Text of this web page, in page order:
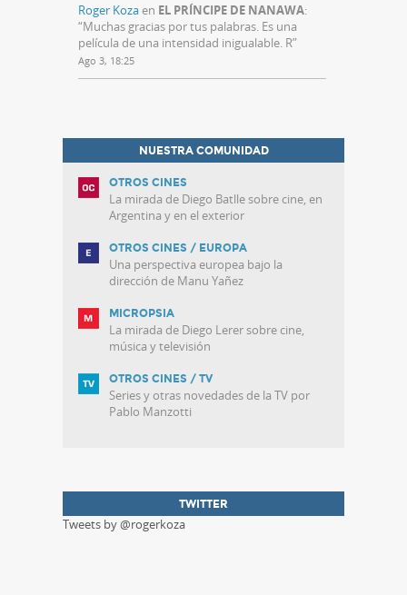
Roger Kozaen EL PRÍNCIPE DE NANAWA:
“Muchas gracias por tus palabras. Es una
película de una intensidad inigualable. R”
Ago 3, 18:25
NUESTRA COMUNIDAD
OTROS CINES
La mirada de Diego Batlle sobre cine, en
Argentina y en el exterior
OTROS CINES / EUROPA
Una perspectiva europea bajo la
dirección de Manu Yañez
MICROPSIA
La mirada de Diego Lerer sobre cine,
música y televisión
OTROS CINES / TV
Series y otras novedades de la TV por
Pablo Manzotti
TWITTER
Tweets by @rogerkoza